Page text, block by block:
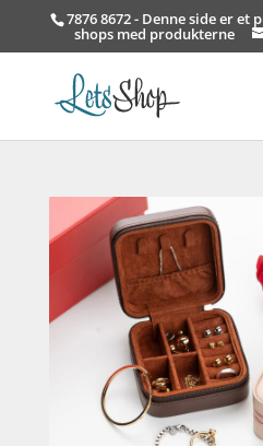
7876 8672 - Denne side er
shops med produkterne